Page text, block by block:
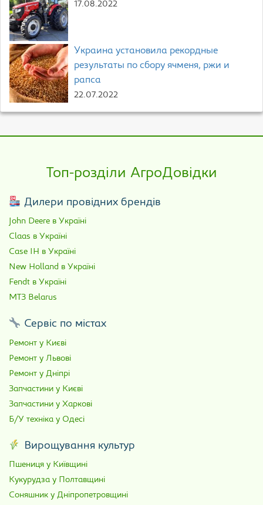
17.08.2022
Украина установила рекордные
результаты по сбору ячменя, ржи и
рапса
22.07.2022
Топ-розділи АгроДовідки
Дилери провідних брендів
John Deere в Україні
Claas в Україні
Case IH в Україні
New Holland в Україні
Fendt в Україні
МТЗ Belarus
Сервіс по містах
Ремонт у Києві
Ремонт у Львові
Ремонт у Дніпрі
Запчастини у Києві
Запчастини у Харкові
Б/У техніка у Одесі
Вирощування культур
Пшениця у Київщині
Кукурудза у Полтавщині
Соняшник у Дніпропетровщині